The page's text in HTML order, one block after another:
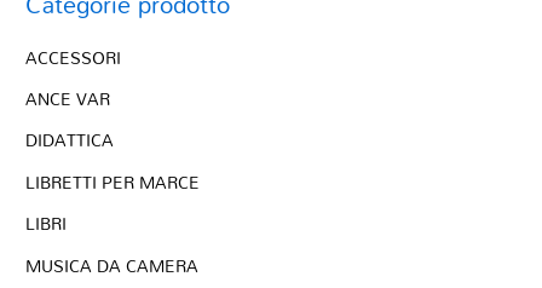
ACCESSORI
ANCE VAR
DIDATTICA
LIBRETTI PER MARCE
LIBRI
MUSICA DA CAMERA